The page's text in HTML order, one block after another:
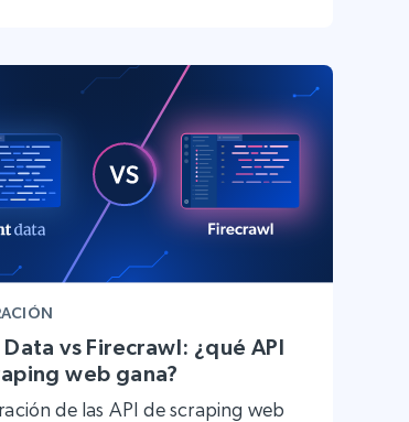
vs Firecrawl: ¿qué API
web gana?
de las API de scraping web